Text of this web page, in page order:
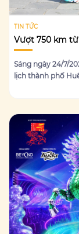
TIN TỨC
Vượt 750 km từ
Sáng ngày 24/7/
lịch thành phố